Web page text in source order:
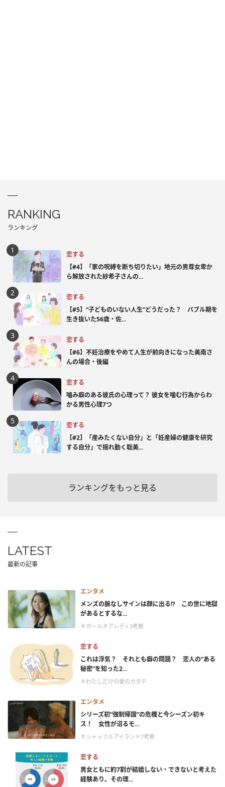
RANKING
ランキング
恋する
【#4】「家の呪縛を断ち切りたい」地元の男尊女卑か
ら解放された紗希子さんの...
恋する
【#5】“子どものいない人生”どうだった？ バブル期を
生き抜いた56歳・佐...
恋する
【#6】不妊治療をやめて人生が前向きになった美南さ
んの場合・後編
恋する
噛み癖のある彼氏の心理って？ 彼女を噛む行為からわ
かる男性心理7つ
恋する
【#2】「産みたくない自分」と「妊産婦の健康を研究
する自分」で揺れ動く聡美...
ランキングをもっと見る
LATEST
最新の記事
エンタメ
メンズの脈なしサインは顔に出る!? この世に地獄
があるとするな...
＃ガールオアレディ3考察
恋する
これは浮気？ それとも癖の問題？ 恋人の“ある
秘密”を知った2...
＃わたしだけの愛のカタチ
エンタメ
シリーズ初“強制帰国”の危機と今シーズン初キ
ス！ 女性が沼るモ...
＃シャッフルアイランド7考察
恋する
男女ともに約7割が結婚しない・できないと考えた
経験あり。その理...